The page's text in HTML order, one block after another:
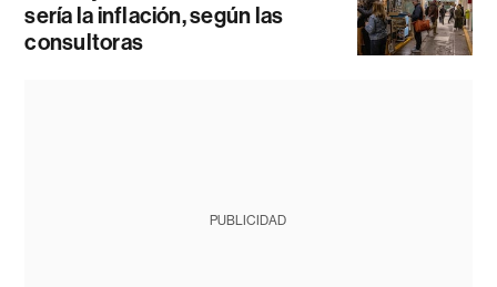
sería la inflación, según las
consultoras
PUBLICIDAD